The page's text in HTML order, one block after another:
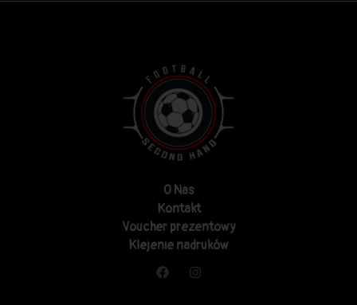
O Nas
Kontakt
Voucher prezentowy
Klejenie nadruków